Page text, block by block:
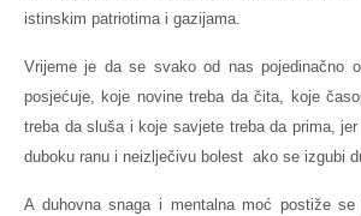
istinskim patriotima i gazijama.
Vrijeme je da se svako od nas pojedinačno
posjećuje, koje novine treba da čita, koje
treba da sluša i koje savjete treba da prima,
duboku ranu i neizlječivu bolest ako se izgubi
A duhovna snaga i mentalna moć postiže